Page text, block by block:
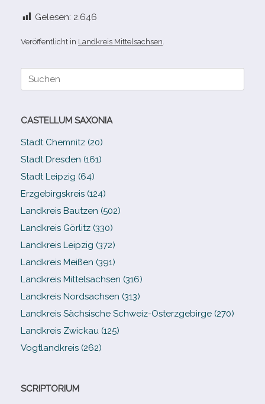
Gelesen: 2.646
Veröffentlicht in Landkreis Mittelsachsen
Suche
CASTELLUM SAXONIA
Stadt Chemnitz (20)
Stadt Dresden (161)
Stadt Leipzig (64)
Erzgebirgskreis (124)
Landkreis Bautzen (502)
Landkreis Görlitz (330)
Landkreis Leipzig (372)
Landkreis Meißen (391)
Landkreis Mittelsachsen (316)
Landkreis Nordsachsen (313)
Landkreis Sächsische Schweiz-​Osterzgebirge (270)
Landkreis Zwickau (125)
Vogtlandkreis (262)
SCRIPTORIUM